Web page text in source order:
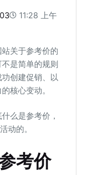
11:28 上午
关于参考价的
是简单的规则
创建促销、以
核心变动。
么是参考价，
动的。
考价